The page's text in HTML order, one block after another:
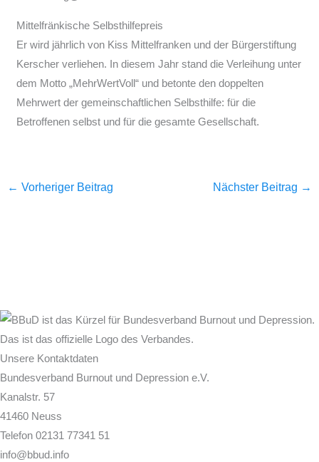
Mittelfränkische Selbsthilfepreis
Er wird jährlich von Kiss Mittelfranken und der Bürgerstiftung
Kerscher verliehen. In diesem Jahr stand die Verleihung unter
dem Motto „MehrWertVoll“ und betonte den doppelten
Mehrwert der gemeinschaftlichen Selbsthilfe: für die
Betroffenen selbst und für die gesamte Gesellschaft.
← Vorheriger Beitrag Nächster Beitrag →
Unsere Kontaktdaten
Bundesverband Burnout und Depression e.V.
Kanalstr. 57
41460 Neuss
Telefon 02131 77341 51
info@bbud.info